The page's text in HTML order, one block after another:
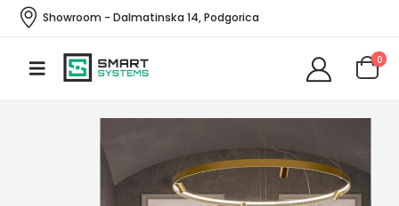
Showroom - Dalmatinska 14, Podgorica
0